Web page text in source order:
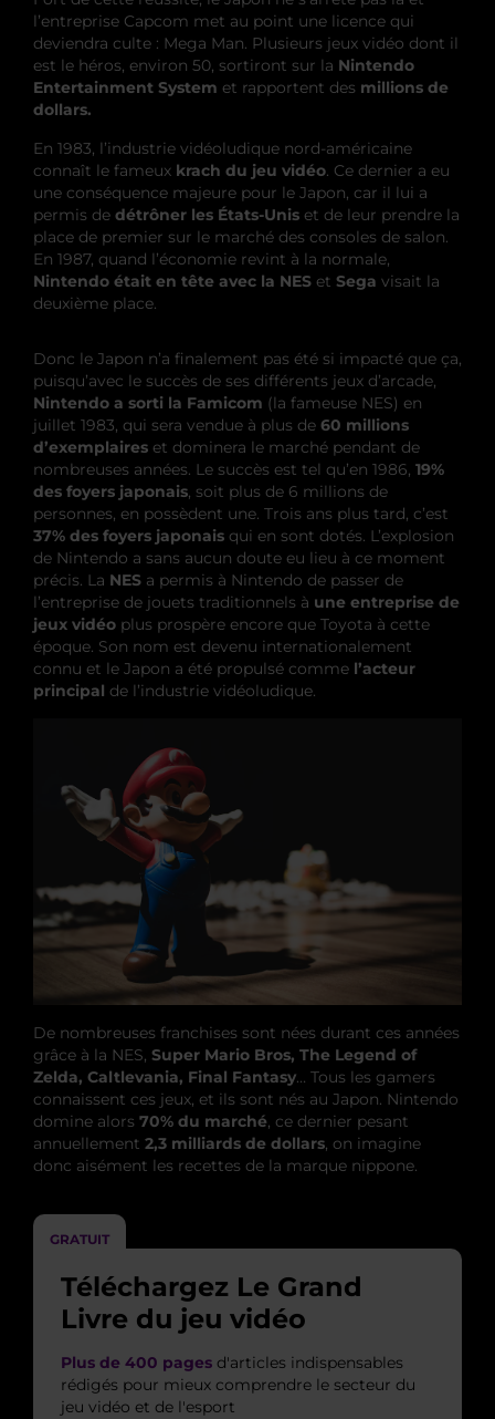
l’entreprise Capcom met au point une licence qui
deviendra culte : Mega Man. Plusieurs jeux vidéo dont il
est le héros, environ 50, sortiront sur la Nintendo
Entertainment System et rapportent des millions de
dollars.
En 1983, l’industrie vidéoludique nord-américaine
connaît le fameux krach du jeu vidéo. Ce dernier a eu
une conséquence majeure pour le Japon, car il lui a
permis de détrôner les États-Unis et de leur prendre la
place de premier sur le marché des consoles de salon.
En 1987, quand l’économie revint à la normale,
Nintendo était en tête avec la NES et Sega visait la
deuxième place.
Donc le Japon n’a finalement pas été si impacté que ça,
puisqu’avec le succès de ses différents jeux d’arcade,
Nintendo a sorti la Famicom (la fameuse NES) en
juillet 1983, qui sera vendue à plus de 60 millions
d’exemplaires et dominera le marché pendant de
nombreuses années. Le succès est tel qu’en 1986, 19%
des foyers japonais, soit plus de 6 millions de
personnes, en possèdent une. Trois ans plus tard, c’est
37% des foyers japonais qui en sont dotés. L’explosion
de Nintendo a sans aucun doute eu lieu à ce moment
précis. La NES a permis à Nintendo de passer de
l’entreprise de jouets traditionnels à une entreprise de
jeux vidéo plus prospère encore que Toyota à cette
époque. Son nom est devenu internationalement
connu et le Japon a été propulsé comme l’acteur
principal de l’industrie vidéoludique.
De nombreuses franchises sont nées durant ces années
grâce à la NES, Super Mario Bros, The Legend of
Zelda, Caltlevania, Final Fantasy… Tous les gamers
connaissent ces jeux, et ils sont nés au Japon. Nintendo
domine alors 70% du marché, ce dernier pesant
annuellement 2,3 milliards de dollars, on imagine
donc aisément les recettes de la marque nippone.
GRATUIT
Téléchargez Le Grand
Livre du jeu vidéo
Plus de 400 pages d'articles indispensables
rédigés pour mieux comprendre le secteur du
jeu vidéo et de l'esport